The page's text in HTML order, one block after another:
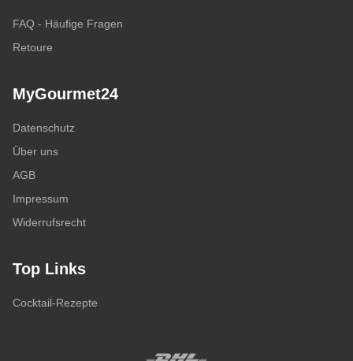
FAQ - Häufige Fragen
Retoure
MyGourmet24
Datenschutz
Über uns
AGB
Impressum
Widerrufsrecht
Top Links
Cocktail-Rezepte